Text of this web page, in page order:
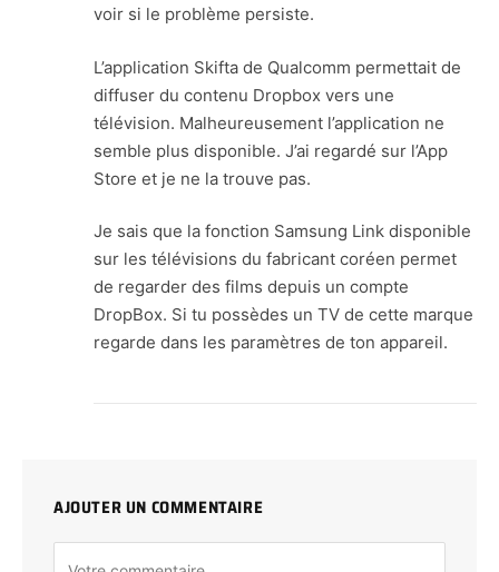
voir si le problème persiste.
L’application Skifta de Qualcomm permettait de
diffuser du contenu Dropbox vers une
télévision. Malheureusement l’application ne
semble plus disponible. J’ai regardé sur l’App
Store et je ne la trouve pas.
Je sais que la fonction Samsung Link disponible
sur les télévisions du fabricant coréen permet
de regarder des films depuis un compte
DropBox. Si tu possèdes un TV de cette marque
regarde dans les paramètres de ton appareil.
AJOUTER UN COMMENTAIRE